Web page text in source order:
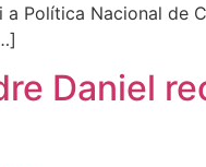
Política Nacional de
Daniel